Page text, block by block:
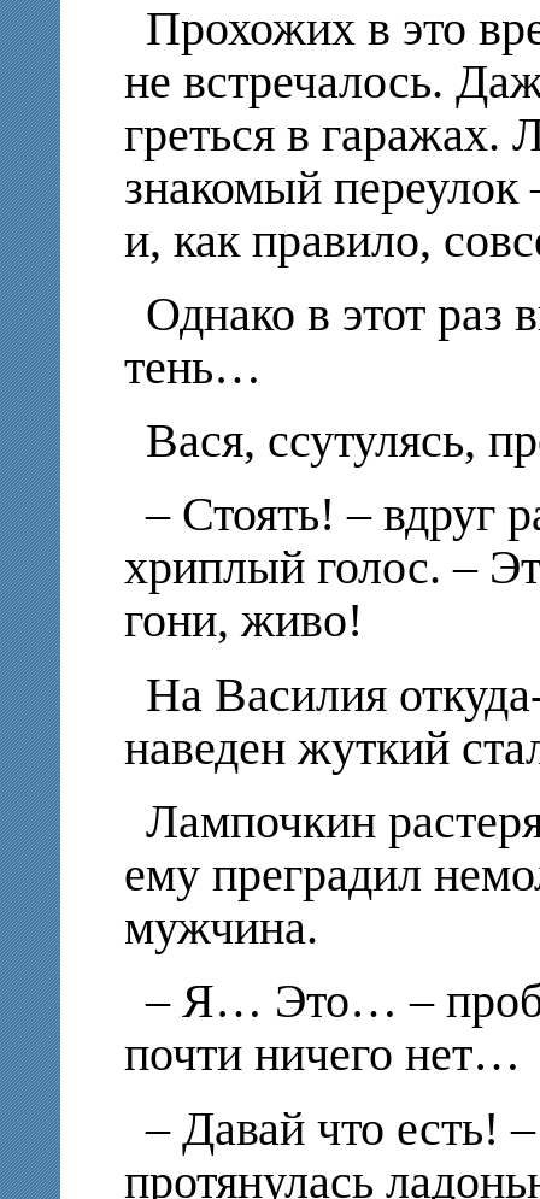
Прохожих в это
не встречалось.
греться в гаражах.
знакомый
и, как правило,
Однако в этот раз
тень…
Вася, ссутулясь,
– Стоять! – вдруг
хриплый голос. –
гони, живо!
На Василия
наведен жуткий
Лампочкин
ему преградил
мужчина.
– Я… Это… –
почти ничего нет…
– Давай что есть!
протянулась